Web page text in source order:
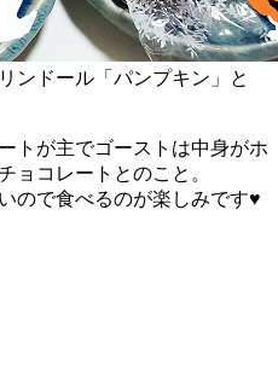
ンドール「パンプキン」と
トが主でゴーストは中身がホ
ョコレートとのこと。
ので食べるのが楽しみです♥